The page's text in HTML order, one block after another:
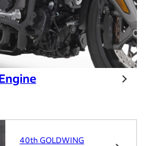
Engine
40th GOLDWING